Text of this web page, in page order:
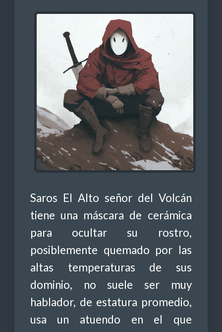
Saros El Alto señor del Volcán
tiene una máscara de cerámica
para ocultar su rostro,
posiblemente quemado por las
altas temperaturas de sus
dominio, no suele ser muy
hablador, de estatura promedio,
usa un atuendo en el que